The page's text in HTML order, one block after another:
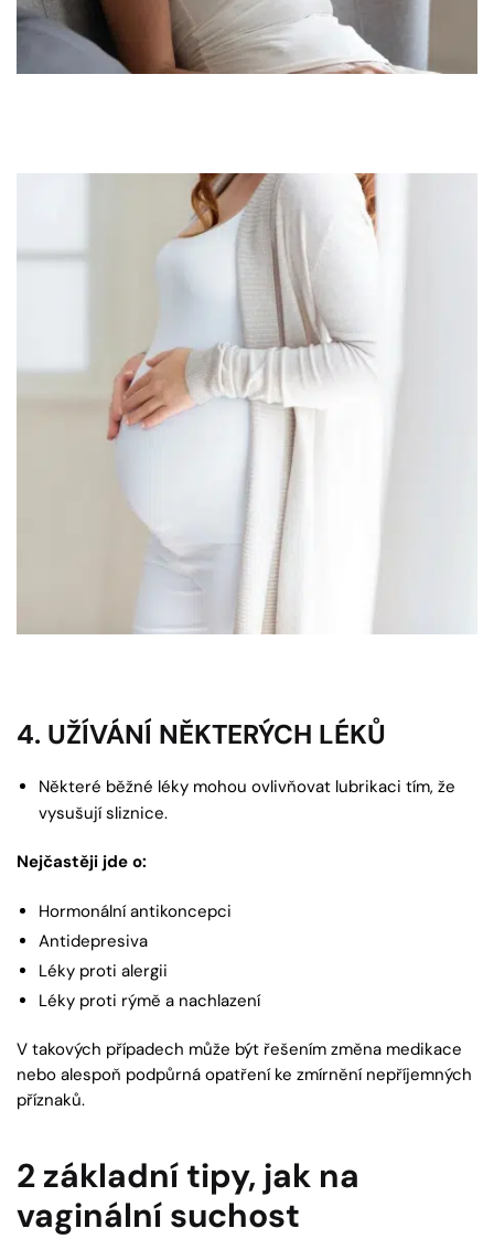
4. UŽÍVÁNÍ NĚKTERÝCH LÉKŮ
Některé běžné léky mohou ovlivňovat lubrikaci tím, že
vysušují sliznice.
Nejčastěji jde o:
Hormonální antikoncepci
Antidepresiva
Léky proti alergii
Léky proti rýmě a nachlazení
V takových případech může být řešením změna medikace
nebo alespoň podpůrná opatření ke zmírnění nepříjemných
příznaků.
2 základní tipy, jak na
vaginální suchost